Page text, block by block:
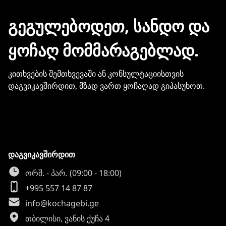
მონაცემების და სხვა პირადი
ინფორმაციის გაზიარება.
ᲒᲔᲒᲣᲚᲔᲑᲝᲓᲔᲗ, ᲡᲐᲜᲓᲝ ᲓᲐ
ᲧᲝᲩᲐᲦ ᲛᲝᲛᲛᲐᲠᲐᲒᲔᲑᲚᲐᲓ.
კითხვების შემთხვევაში ან კონსულტაციისთვის
დაგვიკავშირდით, მზად ვართ ყოჩაღად გიპასუხოთ.
დაგვიკავშირდით
ორშ. - პარ. (09:00 - 18:00)
+995 557 14 87 87
info@kochagebi.ge
თბილისი, ვანის ქუჩა 4